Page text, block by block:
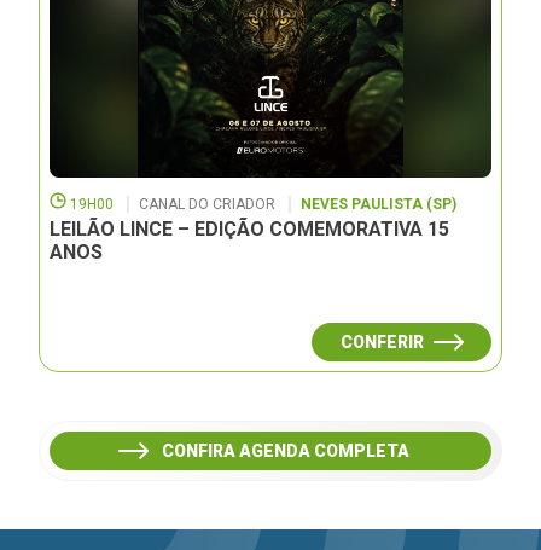
19H00 CANAL DO CRIADOR NEVES PAULISTA (SP)
LEILÃO LINCE – EDIÇÃO COMEMORATIVA 15
ANOS
CONFERIR
CONFIRA AGENDA COMPLETA